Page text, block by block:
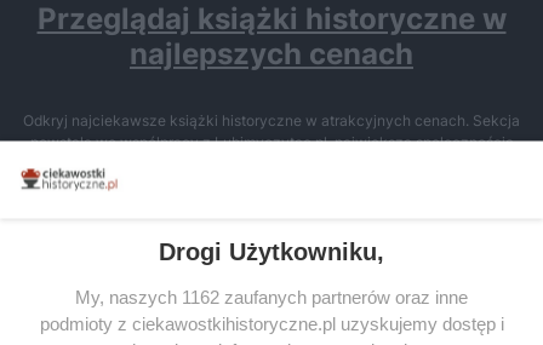
Przeglądaj książki historyczne w
najlepszych cenach
Odkryj najciekawsze książki historyczne w atrakcyjnych cenach. Sekcja
powstała we współpracy z Lubimyczytac.pl, największą społecznością
miłośników literatury w Polsce – dzięki temu możesz wybierać spośród
tytułów najwyżej ocenianych przez czytelników.
SERWIS
Drogi Użytkowniku,
My, naszych 1162 zaufanych partnerów oraz inne
podmioty z ciekawostkihistoryczne.pl uzyskujemy dostęp i